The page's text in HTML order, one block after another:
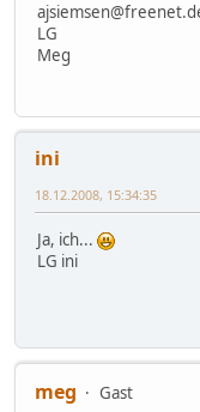
LG
Meg
ini
18.12.2008, 15:34:35
Ja, ich...
LG ini
meg
Gast